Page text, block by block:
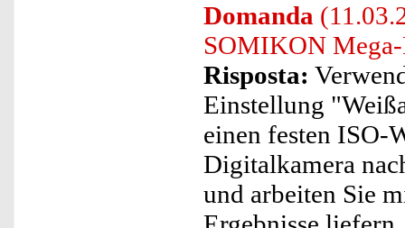
Domanda
SOMIKON
Risposta:
Einstellung
einen festen ISO-
Digitalkamera
und arbeiten Sie